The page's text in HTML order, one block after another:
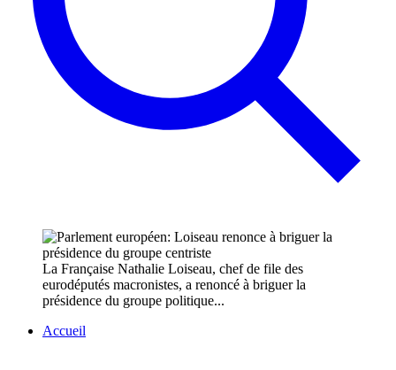
La Française Nathalie Loiseau, chef de file des
eurodéputés macronistes, a renoncé à briguer la
présidence du groupe politique...
Accueil